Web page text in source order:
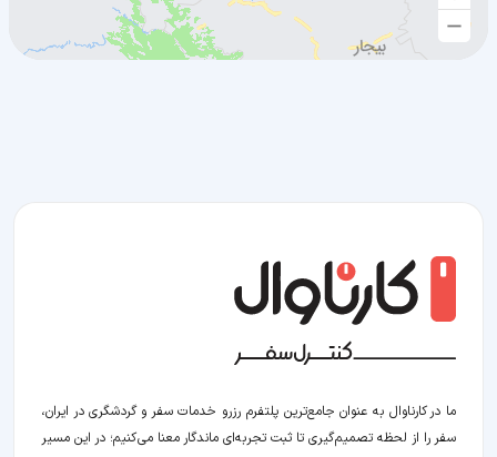
ما در کارناوال به عنوان جامع‌ترین پلتفرم رزرو خدمات سفر و گردشگری در ایران،
سفر را از لحظه‌ تصمیم‌گیری تا ثبت تجربه‌ای ماندگار معنا می‌کنیم؛ در این مسیر‍